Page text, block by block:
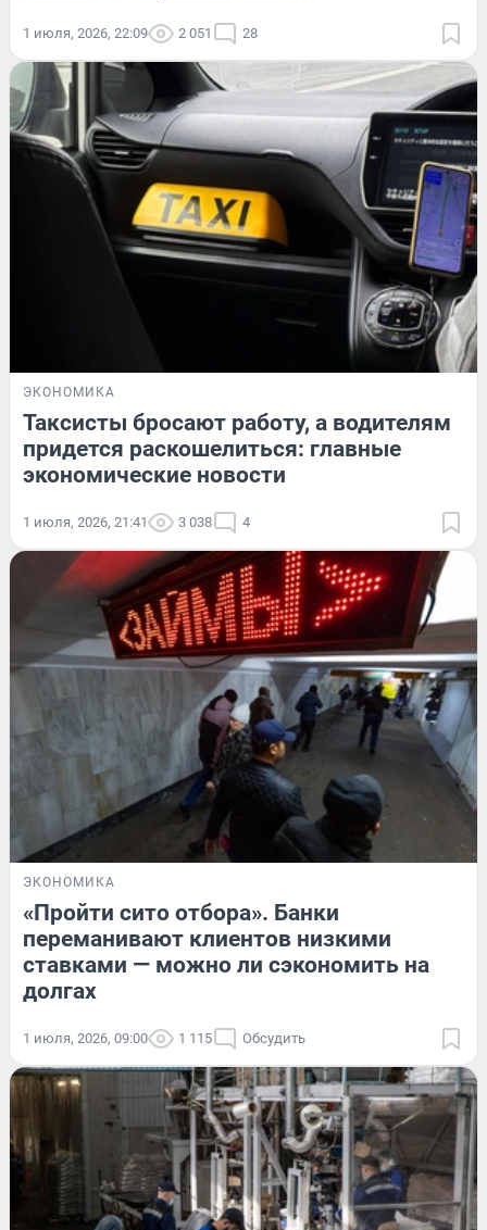
1 июля, 2026, 22:09 2 051 28
ЭКОНОМИКА
Таксисты бросают работу, а водителям
придется раскошелиться: главные
экономические новости
1 июля, 2026, 21:41 3 038 4
ЭКОНОМИКА
«Пройти сито отбора». Банки
переманивают клиентов низкими
ставками — можно ли сэкономить на
долгах
1 июля, 2026, 09:00 1 115 Обсудить